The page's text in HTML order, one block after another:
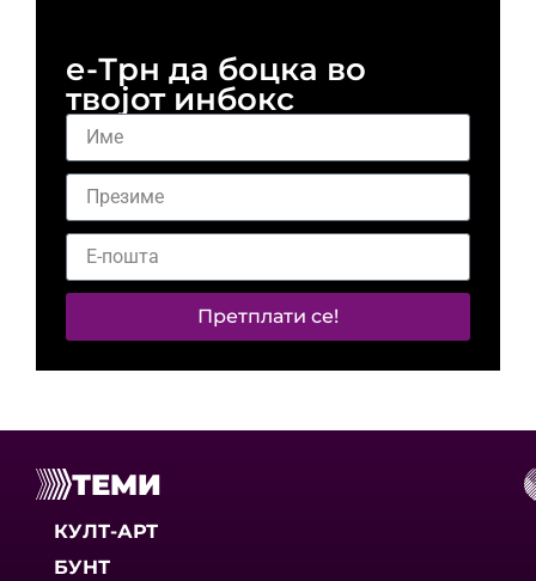
е-Трн да боцка во
твојот инбокс
Претплати се!
ТЕМИ
КУЛТ-АРТ
БУНТ